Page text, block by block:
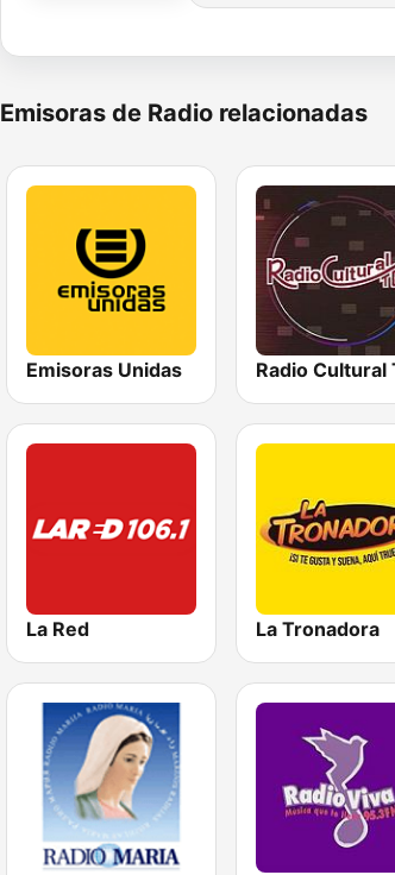
Emisoras de Radio relacionadas
Emisoras Unidas
La Red La Tronadora